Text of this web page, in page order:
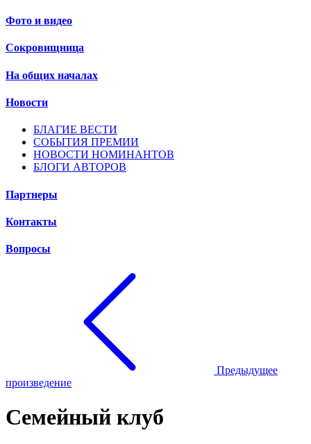
Фото и видео
Сокровищница
На общих началах
Новости
БЛАГИЕ ВЕСТИ
СОБЫТИЯ ПРЕМИИ
НОВОСТИ НОМИНАНТОВ
БЛОГИ АВТОРОВ
Партнеры
Контакты
Вопросы
Предыдущее
произведение
Семейный клуб